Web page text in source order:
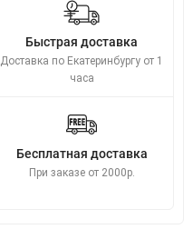
Быстрая доставка
Доставка по Екатеринбургу от 1
часа
Бесплатная доставка
При заказе от 2000р.